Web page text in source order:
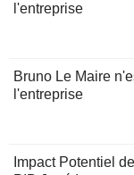
l'entreprise
Bruno Le Maire
l'entreprise
Impact Potentiel